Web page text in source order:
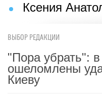
Ксения
ВЫБОР РЕДАКЦИИ
"Пора убрать":
ошеломлены
Киеву